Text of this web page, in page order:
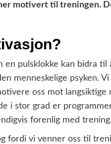
motivert til treningen.
en pulsklokke kan bidra til
menneskelige psyken. Vi
oss mot langsiktige
i stor grad er
forenlig med trening.
fordi vi venner oss til